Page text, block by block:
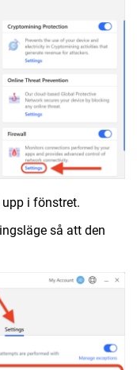
i fönstret.
så att den